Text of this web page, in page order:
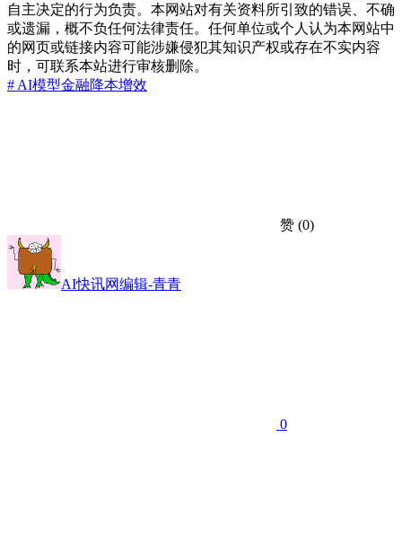
自主决定的行为负责。本网站对有关资料所引致的错误、不确
或遗漏，概不负任何法律责任。任何单位或个人认为本网站中
的网页或链接内容可能涉嫌侵犯其知识产权或存在不实内容
时，可联系本站进行审核删除。
# AI模型金融降本增效
赞 (0)
AI快讯网编辑-青青
0